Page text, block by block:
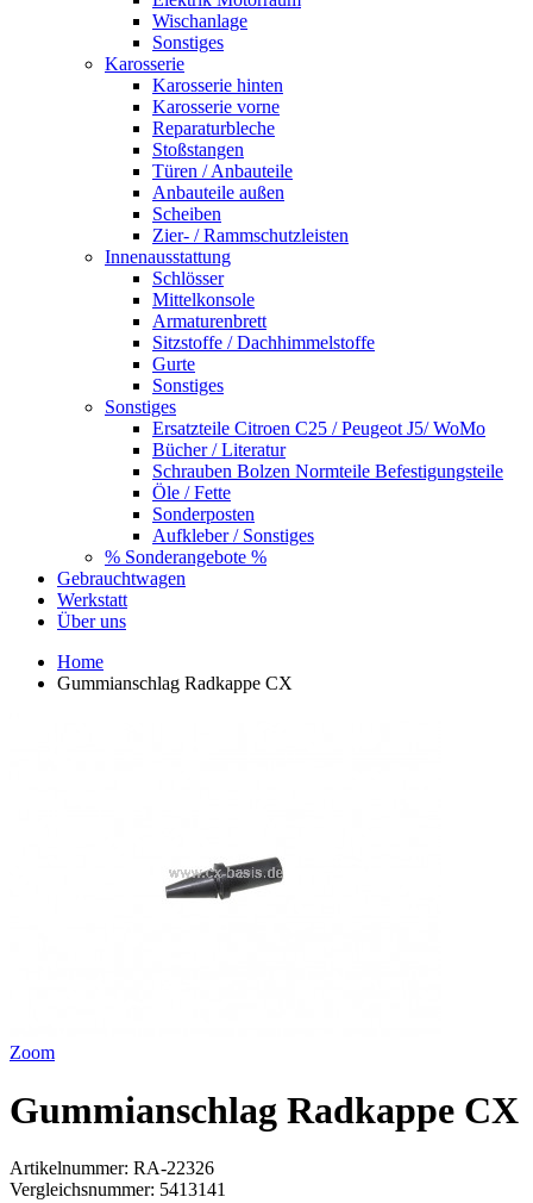
Wischanlage
Sonstiges
Karosserie
Karosserie hinten
Karosserie vorne
Reparaturbleche
Stoßstangen
Türen / Anbauteile
Anbauteile außen
Scheiben
Zier- / Rammschutzleisten
Innenausstattung
Schlösser
Mittelkonsole
Armaturenbrett
Sitzstoffe / Dachhimmelstoffe
Gurte
Sonstiges
Sonstiges
Ersatzteile Citroen C25 / Peugeot J5/ WoMo
Bücher / Literatur
Schrauben Bolzen Normteile Befestigungsteile
Öle / Fette
Sonderposten
Aufkleber / Sonstiges
% Sonderangebote %
Gebrauchtwagen
Werkstatt
Über uns
Home
Gummianschlag Radkappe CX
Zoom
Gummianschlag Radkappe CX
Artikelnummer: RA-22326
Vergleichsnummer: 5413141